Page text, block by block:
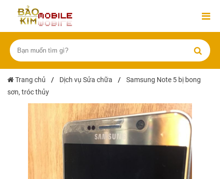
Trang chủ / Dịch vụ Sửa chữa /
Samsung Note 5 bị bong
sơn, tróc thủy